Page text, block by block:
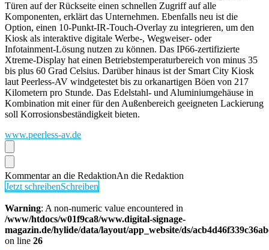
Türen auf der Rückseite einen schnellen Zugriff auf alle
Komponenten, erklärt das Unternehmen. Ebenfalls neu ist die
Option, einen 10-Punkt-IR-Touch-Overlay zu integrieren, um den
Kiosk als interaktive digitale Werbe-, Wegweiser- oder
Infotainment-Lösung nutzen zu können. Das IP66-zertifizierte
Xtreme-Display hat einen Betriebstemperaturbereich von minus 35
bis plus 60 Grad Celsius. Darüber hinaus ist der Smart City Kiosk
laut Peerless-AV windgetestet bis zu orkanartigen Böen von 217
Kilometern pro Stunde. Das Edelstahl- und Aluminiumgehäuse in
Kombination mit einer für den Außenbereich geeigneten Lackierung
soll Korrosionsbeständigkeit bieten.
www.peerless-av.de
Kommentar an die RedaktionAn die Redaktion
Jetzt schreibenSchreiben
Warning: A non-numeric value encountered in
/www/htdocs/w01f9ca8/www.digital-signage-
magazin.de/hylide/data/layout/app_website/ds/
on line 26